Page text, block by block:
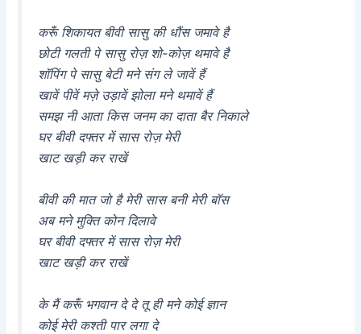
करूँ शिकायत बीवी सासु की धौंस जमावे है
छोटी गलती पे सासु रोज़ शो-कोज़ थमावे है
शॉपिंग पे सासु बेटी मने संग ले जावें हैं
खावें पीवें मज़े उड़ावें झोला मने थमावें हैं
समझ नी आता किस जनम का दाता बैर निकाले
घर बीवी दफ्तर में सास रोज़ मेरी
खाट खड़ी कर राखें
बीवी की मात जो है मेरी सास बनी मेरी बॉस
अब मने मुक्ति कोन दिलावे
घर बीवी दफ्तर में सास रोज़ मेरी
खाट खड़ी कर राखें
के मैं करूँ भगवान दे दे तू ही मने कोई ज्ञान
कोई मेरी कश्ती पार लगा दे